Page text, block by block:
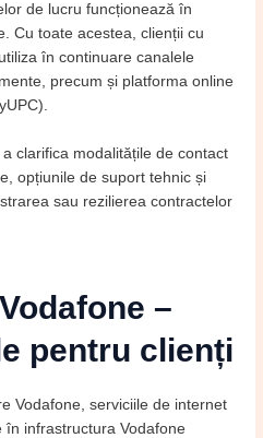
de lucru funcționează în
Cu toate acestea, clienții cu
în continuare canalele
precum și platforma online
clarifica modalitățile de contact
opțiunile de suport tehnic și
sau rezilierea contractelor
–
pentru clienți
Vodafone, serviciile de internet
în infrastructura Vodafone